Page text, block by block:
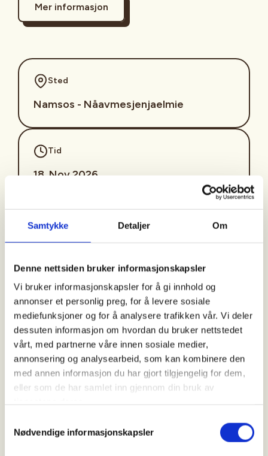
Samtykke Detaljer Om
Denne nettsiden bruker informasjonskapsler
Vi bruker informasjonskapsler for å gi innhold og
annonser et personlig preg, for å levere sosiale
mediefunksjoner og for å analysere trafikken vår. Vi deler
dessuten informasjon om hvordan du bruker nettstedet
vårt, med partnerne våre innen sosiale medier,
annonsering og analysearbeid, som kan kombinere den
med annen informasjon du har gjort tilgjengelig for dem,
eller som de har samlet inn gjennom din bruk av
Nødvendige informasjonskapsler
Mer informasjon
Sted
Namsos - Nåavmesjenjaelmie
Tid
18. Nov 2026
Namdalseid JFL
Kontaktperson
https://90655657
janne.kristin.aavik@njfl.no
Dette kurset gir deltakerne en praktisk innføring i
fellefangst og grunnleggende fangstmetoder.
Kurset passer både for nybegynnere og for jegere
som ønsker mer kunnskap om fangst, regelverk og
praktisk bruk av feller i felt.